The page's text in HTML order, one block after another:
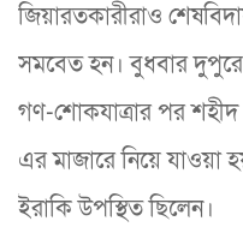
জিয়ারতকারীরাও
সমবেত হন। বুধবার
গণ-শোকযাত্রার পর
এর মাজারে নিয়ে যাওয়া
ইরাকি উপস্থিত ছিলেন।